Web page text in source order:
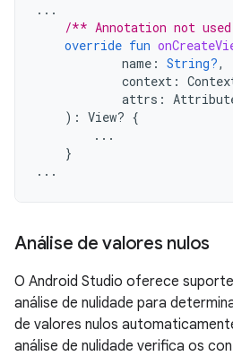
...
/** Annotation not
override fun
name : String?,
context :
attrs :
): View? {
...
}
...
Análise de valores nulos
O Android Studio oferece
análise de nulidade para
de valores nulos
análise de nulidade verifica os